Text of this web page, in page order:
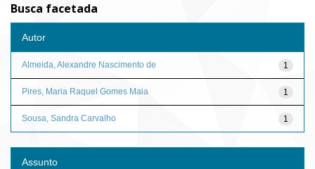
Busca facetada
Autor
1
Almeida, Alexandre Nascimento de
1
Pires, Maria Raquel Gomes Maia
1
Sousa, Sandra Carvalho
Assunto